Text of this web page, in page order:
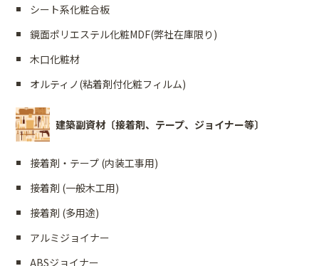
シート系化粧合板
鏡面ポリエステル化粧MDF(弊社在庫限り)
木口化粧材
オルティノ(粘着剤付化粧フィルム)
建築副資材〔接着剤、テープ、ジョイナー等〕
接着剤・テープ (内装工事用)
接着剤 (一般木工用)
接着剤 (多用途)
アルミジョイナー
ABSジョイナー